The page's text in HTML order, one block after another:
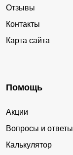
Отзывы
Контакты
Карта сайта
Помощь
Акции
Вопросы и ответы
Калькулятор